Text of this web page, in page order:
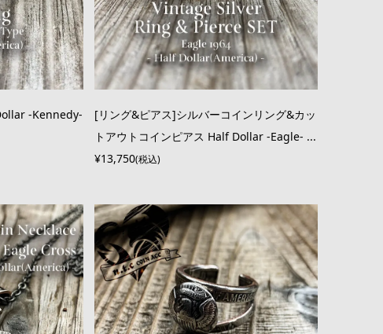
-Kennedy-
[リング&ピアス]シルバーコインリング&カッ
トアウトコインピアス Half Dollar -Eagle- ...
¥13,750(税込)